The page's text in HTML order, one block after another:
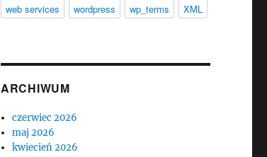
web services
wordpress wp_terms XML
ARCHIWUM
czerwiec 2026
maj 2026
kwiecień 2026